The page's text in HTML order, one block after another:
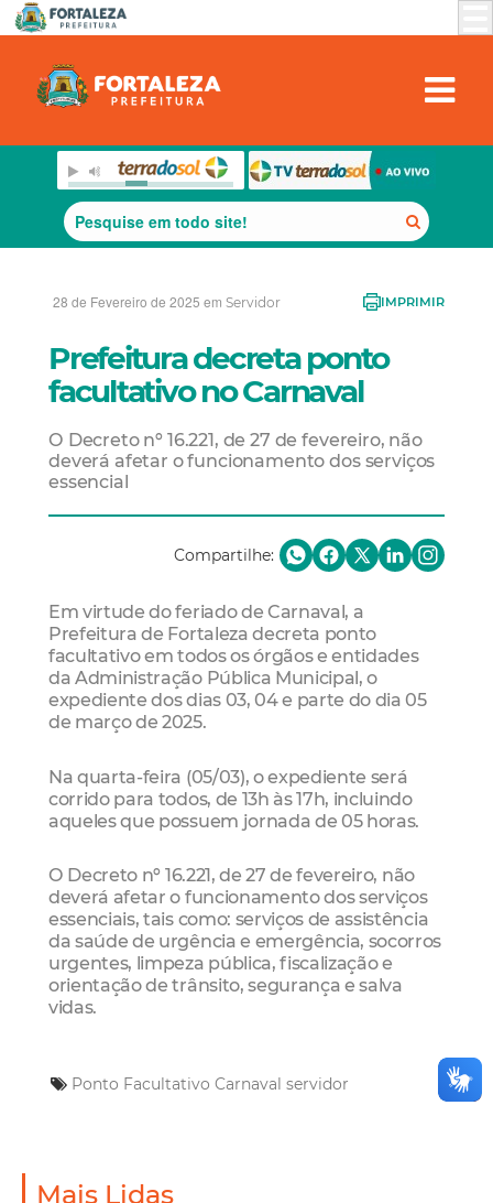
28 de Fevereiro de 2025 em Servidor IMPRIMIR
Prefeitura decreta ponto
facultativo no Carnaval
O Decreto nº 16.221, de 27 de fevereiro, não
deverá afetar o funcionamento dos serviços
essencial
Compartilhe:
Em virtude do feriado de Carnaval, a
Prefeitura de Fortaleza decreta ponto
facultativo em todos os órgãos e entidades
da Administração Pública Municipal, o
expediente dos dias 03, 04 e parte do dia 05
de março de 2025.
Na quarta-feira (05/03), o expediente será
corrido para todos, de 13h às 17h, incluindo
aqueles que possuem jornada de 05 horas.
O Decreto nº 16.221, de 27 de fevereiro, não
deverá afetar o funcionamento dos serviços
essenciais, tais como: serviços de assistência
da saúde de urgência e emergência, socorros
urgentes, limpeza pública, fiscalização e
orientação de trânsito, segurança e salva
vidas.
Ponto Facultativo Carnaval servidor
Mais Lidas